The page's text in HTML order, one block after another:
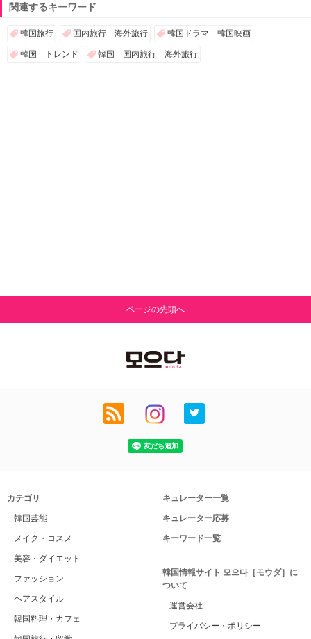
関連するキーワード
韓国旅行 国内旅行 海外旅行 韓国ドラマ 韓国映画
韓国 トレンド 韓国 国内旅行 海外旅行
ページの先頭へ
カテゴリ
韓国芸能
メイク・コスメ
美容・ダイエット
ファッション
ヘアスタイル
韓国料理・カフェ
キュレーター一覧
キュレーター応募
キーワード一覧
韓国情報サイト 모으다［モウダ］に
ついて
運営会社
プライバシー・ポリシー